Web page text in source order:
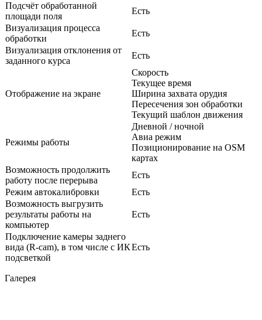
Подсчёт обработанной
площади поля
Есть
Визуализация процесса
обработки
Есть
Визуализация отклонения от
заданного курса
Есть
Отображение на экране
Скорость
Текущее время
Ширина захвата орудия
Пересечения зон обработки
Текущий шаблон движения
Режимы работы
Дневной / ночной
Авиа режим
Позиционирование на OSM
картах
Возможность продолжить
работу после перерыва
Есть
Режим автокалибровки
Есть
Возможность выгрузить
результаты работы на
компьютер
Есть
Подключение камеры заднего
вида (R-cam), в том числе с ИК
подсветкой
Есть
Галерея